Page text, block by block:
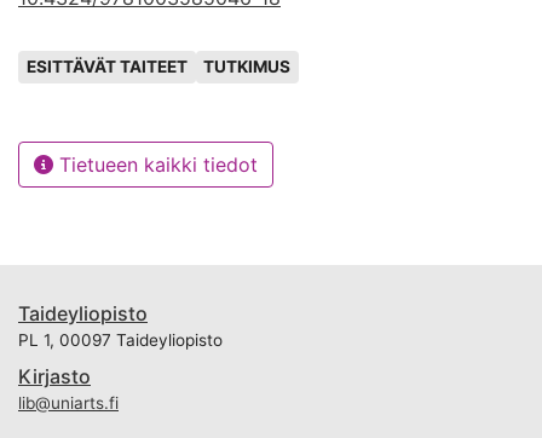
Avainsanat
ESITTÄVÄT TAITEET TUTKIMUS
Tietueen kaikki tiedot
Taideyliopisto
PL 1, 00097 Taideyliopisto
Kirjasto
lib@uniarts.fi